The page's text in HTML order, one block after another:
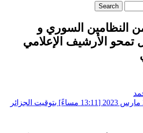
Search
النظامين السوري و
الأرشيف الإعلامي